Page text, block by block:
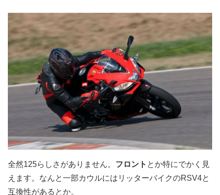
全然125らしさがありません。 フロント とか特にでかく見
えます。なんと一部カウルにはリッターバイクのRSV4と
互換性があるとか。